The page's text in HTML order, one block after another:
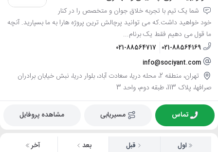
شما یک تیم با تجربه خلاق جوان و متخصص را در کنار
خود خواهید داشت.که می توانید پرچالش ترین پروژه هارا به ما بسپارید. آنچه
ما قول می دهیم فقط یک برنام...
021-88564169
021-88564717
info@sociyant.com
تهران، منطقه 2، محله دریا، سعادت آباد، بلوار دریا، نبش خیابان برادران
صرافها، پلاک 113، طبقه دوم، واحد 3
تماس مسیریابی مشاهده پروفایل
اول قبل بعد آخر